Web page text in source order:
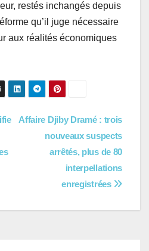
restés inchangés depuis
qu’il juge nécessaire
aux réalités économiques
Affaire Djiby Dramé : trois
nouveaux suspects
arrêtés, plus de 80
interpellations
enregistrées